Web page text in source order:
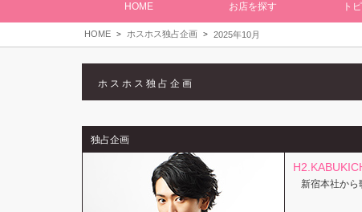
HOME お店を探す ト
HOME ホスホス独占企画 2025年10月
ホスホス独占企画
独占企画
新宿本社から